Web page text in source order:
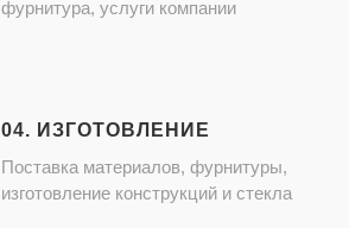
фурнитура, услуги компании
04. ИЗГОТОВЛЕНИЕ
Поставка материалов, фурнитуры,
изготовление конструкций и стекла